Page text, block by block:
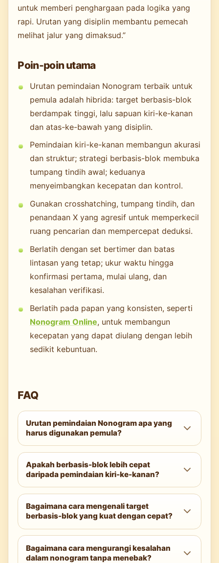
untuk memberi penghargaan pada logika yang
rapi. Urutan yang disiplin membantu pemecah
melihat jalur yang dimaksud.”
Poin-poin utama
Urutan pemindaian Nonogram terbaik untuk
pemula adalah hibrida: target berbasis-blok
berdampak tinggi, lalu sapuan kiri-ke-kanan
dan atas-ke-bawah yang disiplin.
Pemindaian kiri-ke-kanan membangun akurasi
dan struktur; strategi berbasis-blok membuka
tumpang tindih awal; keduanya
menyeimbangkan kecepatan dan kontrol.
Gunakan crosshatching, tumpang tindih, dan
penandaan X yang agresif untuk memperkecil
ruang pencarian dan mempercepat deduksi.
Berlatih dengan set bertimer dan batas
lintasan yang tetap; ukur waktu hingga
konfirmasi pertama, mulai ulang, dan
kesalahan verifikasi.
Berlatih pada papan yang konsisten, seperti
Nonogram Online, untuk membangun
kecepatan yang dapat diulang dengan lebih
sedikit kebuntuan.
FAQ
Urutan pemindaian Nonogram apa yang
harus digunakan pemula?
Gunakan metode hibrida: mulai dengan
berbasis-blok pada garis yang ketat, lalu
lakukan sapuan penuh baris kiri-ke-kanan
dan kolom dari atas ke bawah dengan
verifikasi di antara lintasan.
Apakah berbasis-blok lebih cepat
daripada pemindaian kiri-ke-kanan?
Berbasis-blok lebih cepat di awal tetapi
lebih berisiko. Pemula biasanya mendapat
waktu keseluruhan terbaik dan lebih sedikit
kesalahan dengan metode hibrida yang
menambahkan sapuan terstruktur.
Bagaimana cara mengenali target
berbasis-blok yang kuat dengan cepat?
Cari petunjuk tunggal yang besar atau garis
di mana jumlah petunjuk ditambah celah
Bagaimana cara mengurangi kesalahan
dalam nonogram tanpa menebak?